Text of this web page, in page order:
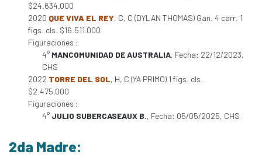
$24.634.000
2020 QUE VIVA EL REY, C, C (DYLAN THOMAS) Gan. 4 carr. 1
figs. cls. $16.511.000
Figuraciones :
4° MANCOMUNIDAD DE AUSTRALIA, Fecha: 22/12/2023,
CHS
2022 TORRE DEL SOL, H, C (YA PRIMO) 1 figs. cls.
$2.475.000
Figuraciones :
4° JULIO SUBERCASEAUX B., Fecha: 05/05/2025, CHS
2da Madre: